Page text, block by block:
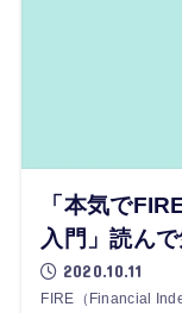
「本気で
入門」読ん
2020.10.11
FIRE（Financial